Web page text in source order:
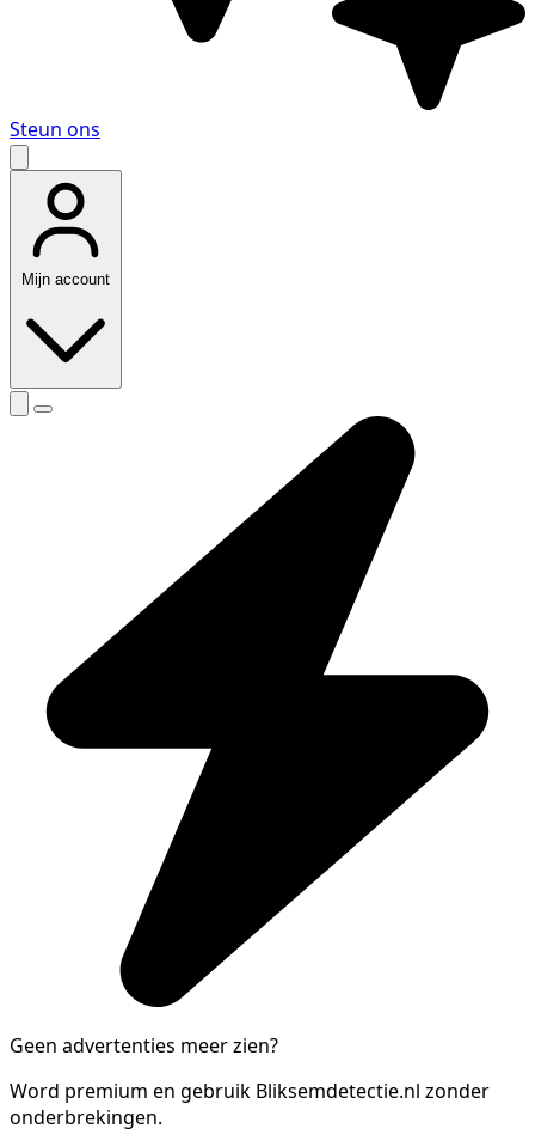
Steun ons
Mijn account
Geen advertenties meer zien?
Word premium en gebruik Bliksemdetectie.nl zonder
onderbrekingen.